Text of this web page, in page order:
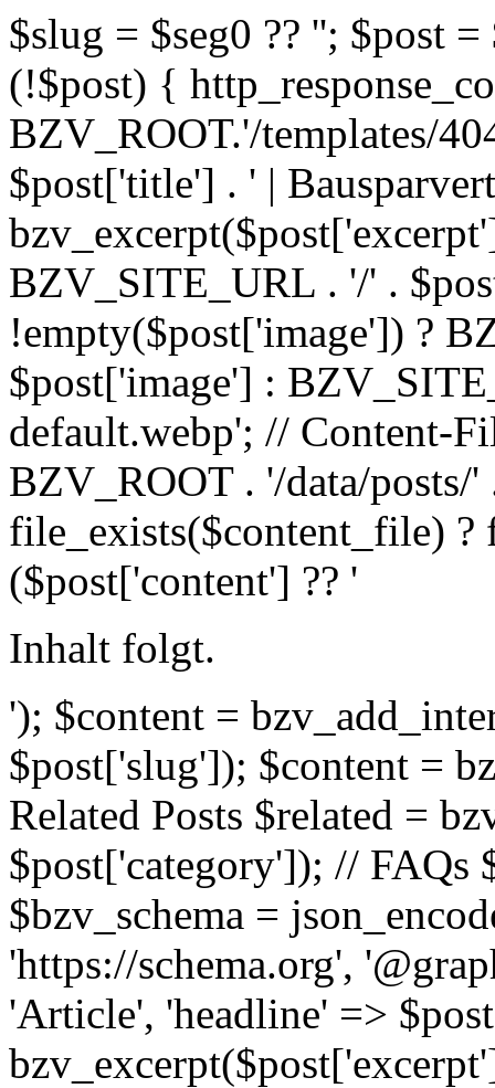
$slug = $seg0 ?? ''; $post
(!$post) {
BZV_ROOT.'/templates/
$post['title'] . ' |
BZV_SITE_URL . '/' .
!empty($post['image']) ?
$post['image'] :
default.webp'; // Content-
BZV_ROOT . '/data/
file_exists($content_file) ?
($post['content'] ?? '
Inhalt folgt.
'); $content =
$post['slug']); $content =
Related Posts $related =
$post['category']); // FAQs
$bzv_schema =
'https://schema.org',
'Article', 'headline' =>